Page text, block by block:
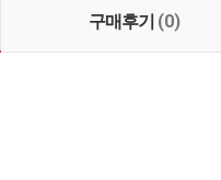
구매후기 (0)